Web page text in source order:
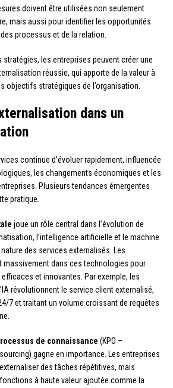
doivent être utilisées non seulement
mais aussi pour identifier les opportunités
processus et de la relation.
stratégies, les entreprises peuvent créer une
réussie, qui apporte de la valeur à
objectifs stratégiques de l’organisation.
dans un
continue d’évoluer rapidement, influencée
les changements économiques et les
Plusieurs tendances émergentes
pratique.
joue un rôle central dans l’évolution de
l’intelligence artificielle et le machine
des services externalisés. Les
massivement dans ces technologies pour
et innovantes. Par exemple, les
révolutionnent le service client externalisé,
7 et traitant un volume croissant de requêtes
de connaissance (KPO –
gagne en importance. Les entreprises
des tâches répétitives, mais
à haute valeur ajoutée comme la